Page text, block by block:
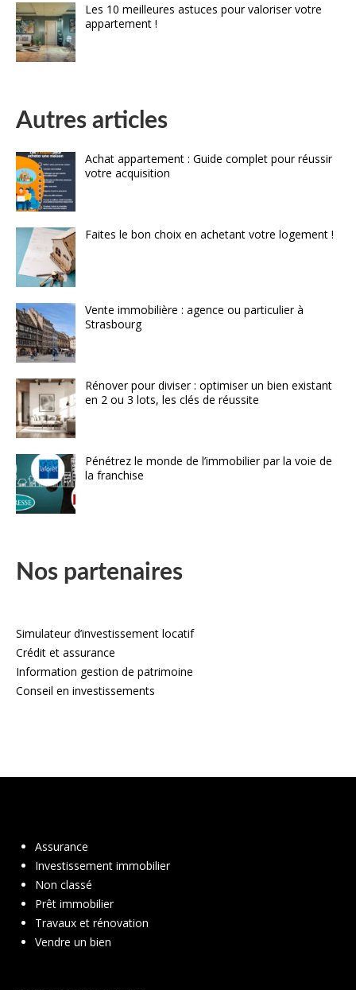
Les 10 meilleures astuces pour valoriser votre
appartement !
Autres articles
Achat appartement : Guide complet pour réussir
votre acquisition
Faites le bon choix en achetant votre logement !
Vente immobilière : agence ou particulier à
Strasbourg
Rénover pour diviser : optimiser un bien existant
en 2 ou 3 lots, les clés de réussite
Pénétrez le monde de l’immobilier par la voie de
la franchise
Nos partenaires
Simulateur d’investissement locatif
Crédit et assurance
Information gestion de patrimoine
Conseil en investissements
Assurance
Investissement immobilier
Non classé
Prêt immobilier
Travaux et rénovation
Vendre un bien